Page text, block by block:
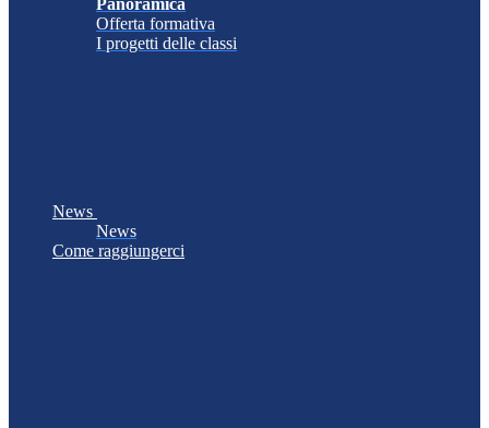
Panoramica
Offerta formativa
I progetti delle classi
News
News
Come raggiungerci